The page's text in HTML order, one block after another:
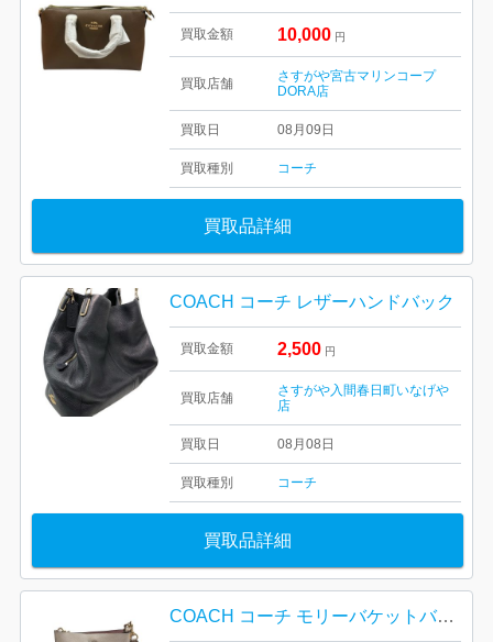
買取金額 10,000 円
買取店舗
さすがや宮古マリンコープ
DORA店
買取日 08月09日
買取種別 コーチ
買取品詳細
COACH コーチ レザーハンドバック
買取金額 2,500 円
買取店舗
さすがや入間春日町いなげや
店
買取日 08月08日
買取種別 コーチ
買取品詳細
COACH コーチ モリーバケットバッグ22 山形市